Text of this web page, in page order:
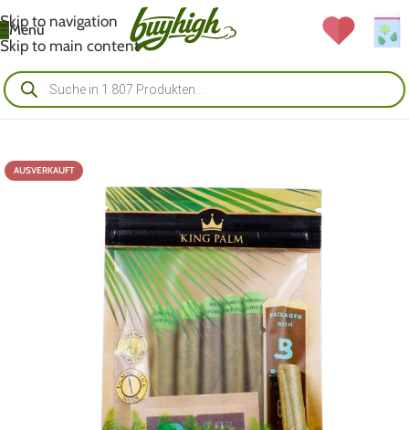
Skip to navigation
Skip to main content
Menü
AUSVERKAUFT